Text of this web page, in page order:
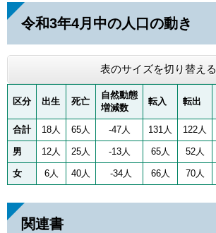
令和3年4月中の人口の動き
表のサイズを切り替える
区分 出生 死亡
自然動態
増減数
転入 転出
合計 18人 65人 -47人 131人 122人
男 12人 25人 -13人 65人 52人
女 6人 40人 -34人 66人 70人
関連書